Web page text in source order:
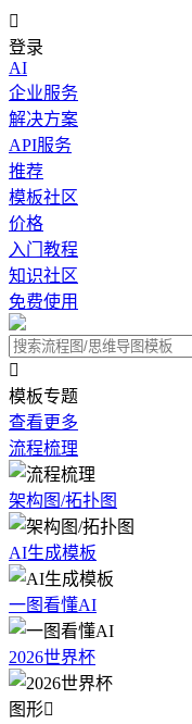

登录
AI
企业服务
解决方案
API服务
推荐
模板社区
价格
入门教程
知识社区
免费使用

模板专题
查看更多
流程梳理
架构图/拓扑图
AI生成模板
一图看懂AI
2026世界杯
图形